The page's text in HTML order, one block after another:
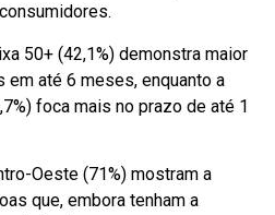
50+ (42,1%) demonstra maior
em até 6 meses, enquanto a
foca mais no prazo de até 1
Oeste (71%) mostram a
que, embora tenham a